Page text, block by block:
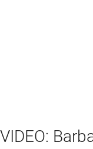
VIDEO: